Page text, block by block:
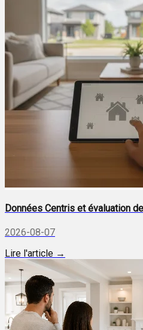
Données Centris et évaluation de
2026-08-07
Lire l'article →